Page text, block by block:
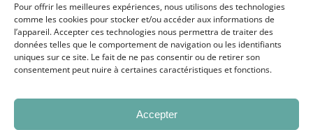
Pour offrir les meilleures expériences, nous utilisons des technologies
comme les cookies pour stocker et/ou accéder aux informations de
l’appareil. Accepter ces technologies nous permettra de traiter des
données telles que le comportement de navigation ou les identifiants
uniques sur ce site. Le fait de ne pas consentir ou de retirer son
consentement peut nuire à certaines caractéristiques et fonctions.
Accepter
et ses conséquences La réforme des
retraites 2014 a inscrit dans la durée
l’allongement progressif de la [...]